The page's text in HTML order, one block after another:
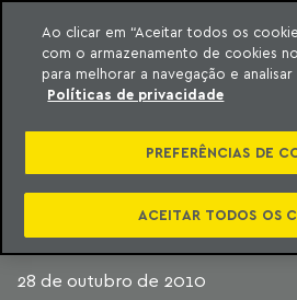
o conteúdo
Machado Meyer
EXIGÊNCIA
DEVIDO A
ESTADO
28 de outubro de 2010
Ao clicar em “Aceitar todos os
com o armazenamento de cookies
para melhorar a navegação e
Políticas de privacidade
PREFERÊNCIAS DE
ACEITAR TODOS OS